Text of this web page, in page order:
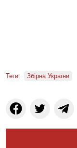
Теги: Збірна України